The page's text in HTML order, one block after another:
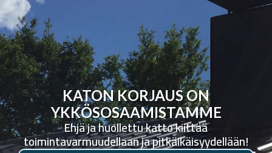
KATON KORJAUS ON
YKKÖSOSAAMISTAMME
Ehjä ja huollettu katto kiittää
toimintavarmuudellaan ja pitkäikäisyydellään!